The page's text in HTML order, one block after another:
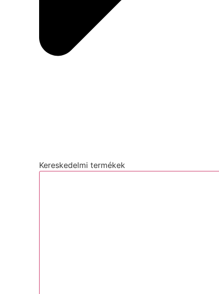
Kereskedelmi termékek